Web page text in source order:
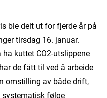
ble delt ut for fjerde år på
tirsdag 16. januar.
kuttet CO2-utslippene
de fått til ved å arbeide
omstilling av både drift,
systematisk følge